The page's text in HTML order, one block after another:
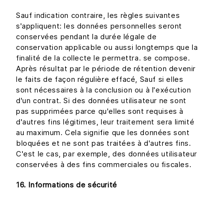
Sauf indication contraire, les règles suivantes
s'appliquent: les données personnelles seront
conservées pendant la durée légale de
conservation applicable ou aussi longtemps que la
finalité de la collecte le permettra. se compose.
Après résultat par le période de rétention devenir
le faits de façon régulière effacé, Sauf si elles
sont nécessaires à la conclusion ou à l'exécution
d'un contrat. Si des données utilisateur ne sont
pas supprimées parce qu'elles sont requises à
d'autres fins légitimes, leur traitement sera limité
au maximum. Cela signifie que les données sont
bloquées et ne sont pas traitées à d'autres fins.
C'est le cas, par exemple, des données utilisateur
conservées à des fins commerciales ou fiscales.
16. Informations de sécurité